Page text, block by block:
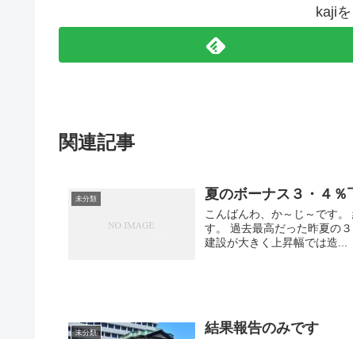
kaji
関連記事
未分類 夏のボーナス３・４％
こんばんわ、か～じ～です
す。 過去最高だった昨夏の
建設が大きく上昇幅では造...
未分類 結果報告のみです